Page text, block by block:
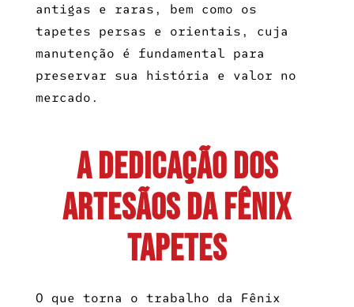
antigas e raras, bem como os
tapetes persas e orientais, cuja
manutenção é fundamental para
preservar sua história e valor no
mercado.
A Dedicação dos
Artesãos da Fênix
Tapetes
O que torna o trabalho da Fênix